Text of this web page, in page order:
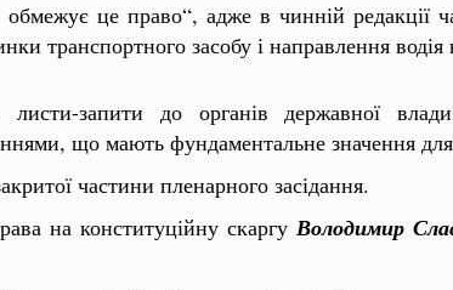
обмежує це право“, адже в чинній редакції
транспортного засобу і направлення водія
запити до органів державної
що мають фундаментальне значення
частини пленарного засідання.
на конституційну скаргу Володимир